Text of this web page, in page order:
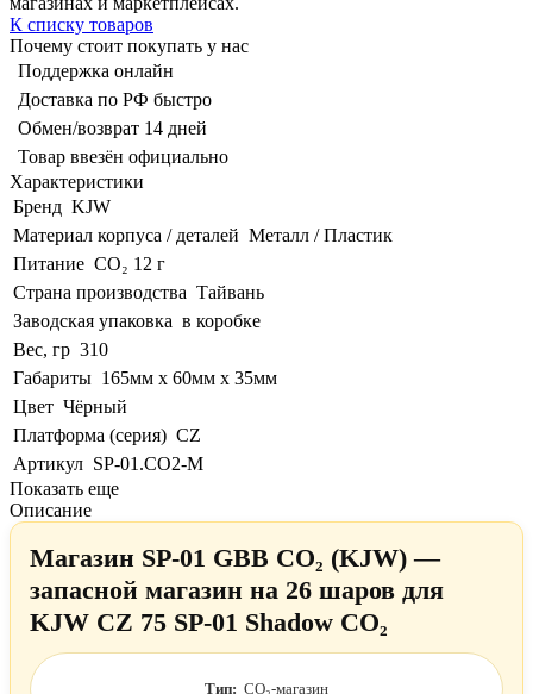
К списку товаров
Почему стоит покупать у нас
Поддержка онлайн
Доставка по РФ быстро
Обмен/возврат 14 дней
Товар ввезён официально
Характеристики
Бренд KJW
Материал корпуса / деталей Металл / Пластик
Питание CO₂ 12 г
Страна производства Тайвань
Заводская упаковка в коробке
Вес, гр 310
Габариты 165мм х 60мм х 35мм
Цвет Чёрный
Платформа (серия) CZ
Артикул SP-01.CO2-M
Показать еще
Описание
Магазин SP-01 GBB CO₂ (KJW) —
запасной магазин на 26 шаров для
KJW CZ 75 SP-01 Shadow CO₂
Тип: CO₂-магазин